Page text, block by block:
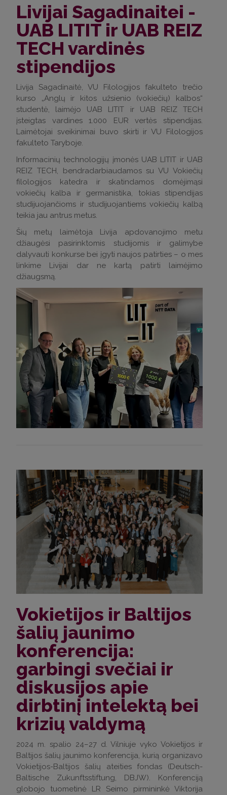
Livijai Sagadinaitei -
UAB LITIT ir UAB REIZ
TECH vardinės
stipendijos
Livija Sagadinaitė, VU Filologijos fakulteto trečio
kurso „Anglų ir kitos užsienio (vokiečių) kalbos“
studentė, laimėjo UAB LITIT ir UAB REIZ TECH
įsteigtas vardines 1.000 EUR vertės stipendijas.
Laimėtojai sveikinimai buvo skirti ir VU Filologijos
fakulteto Taryboje.
Informacinių technologijų įmonės UAB LITIT ir UAB
REIZ TECH, bendradarbiaudamos su VU Vokiečių
filologijos katedra ir skatindamos domėjimąsi
vokiečių kalba ir germanistika, tokias stipendijas
studijuojančioms ir studijuojantiems vokiečių kalbą
teikia jau antrus metus.
Šių metų laimėtoja Livija apdovanojimo metu
džiaugėsi pasirinktomis studijomis ir galimybe
dalyvauti konkurse bei įgyti naujos patirties – o mes
linkime Livijai dar ne kartą patirti laimėjimo
džiaugsmą.
Vokietijos ir Baltijos
šalių jaunimo
konferencija:
garbingi svečiai ir
diskusijos apie
dirbtinį intelektą bei
krizių valdymą
2024 m. spalio 24–27 d. Vilniuje vyko Vokietijos ir
Baltijos šalių jaunimo konferencija, kurią organizavo
Vokietijos-Baltijos šalių ateities fondas (Deutsch-
Baltische Zukunftsstiftung, DBJW). Konferenciją
globojo tuometinė LR Seimo pirmininkė Viktorija